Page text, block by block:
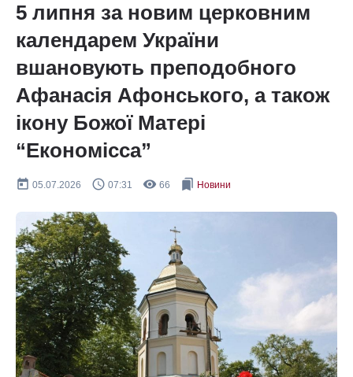
5 липня за новим церковним
календарем України
вшановують преподобного
Афанасія Афонського, а також
ікону Божої Матері
“Економісса”
today 05.07.2026 query_builder 07:31 remove_red_eye 66 bookmarks Новини